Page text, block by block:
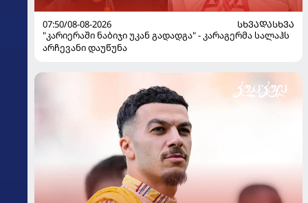
07:50/08-08-2026
ᲡᲮᲕᲐᲓᲐᲡᲮᲕᲐ
"კარიერაში ნაბიჯი უკან გადადგა" - კარაგერმა სალაჰს
არჩევანი დაუწუნა